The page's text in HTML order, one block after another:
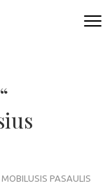
MOBILUSIS PASAULIS